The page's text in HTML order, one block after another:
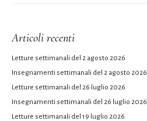
Articoli recenti
Letture settimanali del 2 agosto 2026
Insegnamenti settimanali del 2 agosto 2026
Letture settimanali del 26 luglio 2026
Insegnamenti settimanali del 26 luglio 2026
Letture settimanali del 19 luglio 2026